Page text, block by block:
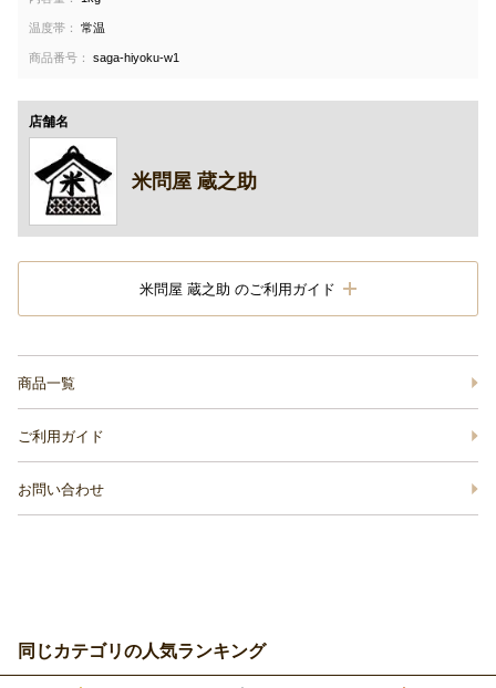
温度帯： 常温
商品番号： saga-hiyoku-w1
店舗名
米問屋 蔵之助
米問屋 蔵之助 のご利用ガイド
商品一覧
ご利用ガイド
お問い合わせ
同じカテゴリの人気ランキング